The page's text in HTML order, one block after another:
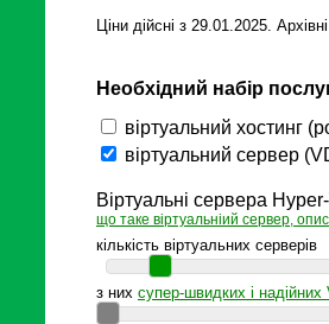
Ціни дійсні з 29.01.2025.
Необхідний набір
віртуальний хостинг
віртуальний сервер
Віртуальні сервера
що таке віртуальніий сервер,
кількість віртуальних серверів
з них супер-швидких і надійних